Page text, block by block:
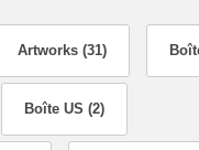
Artworks (31)
Boîte US (2)